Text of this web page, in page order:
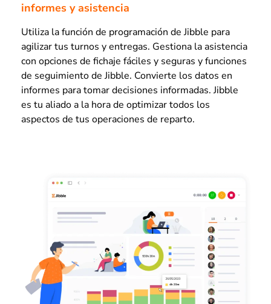
informes y asistencia
Utiliza la función de programación de Jibble para
agilizar tus turnos y entregas. Gestiona la asistencia
con opciones de fichaje fáciles y seguras y funciones
de seguimiento de Jibble. Convierte los datos en
informes para tomar decisiones informadas. Jibble
es tu aliado a la hora de optimizar todos los
aspectos de tus operaciones de reparto.